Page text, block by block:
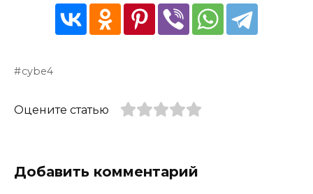
cybe4
Оцените статью
Добавить комментарий